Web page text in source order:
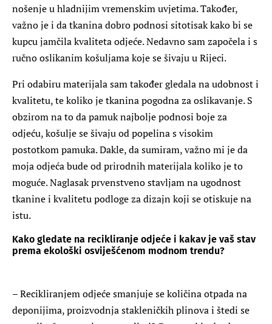
nošenje u hladnijim vremenskim uvjetima. Također,
važno je i da tkanina dobro podnosi sitotisak kako bi se
kupcu jamčila kvaliteta odjeće. Nedavno sam započela i s
ručno oslikanim košuljama koje se šivaju u Rijeci.
Pri odabiru materijala sam također gledala na udobnost i
kvalitetu, te koliko je tkanina pogodna za oslikavanje. S
obzirom na to da pamuk najbolje podnosi boje za
odjeću, košulje se šivaju od popelina s visokim
postotkom pamuka. Dakle, da sumiram, važno mi je da
moja odjeća bude od prirodnih materijala koliko je to
moguće. Naglasak prvenstveno stavljam na ugodnost
tkanine i kvalitetu podloge za dizajn koji se otiskuje na
istu.
Kako gledate na recikliranje odjeće i kakav je vaš stav
prema ekološki osviješćenom modnom trendu?
– Recikliranjem odjeće smanjuje se količina otpada na
deponijima, proizvodnja stakleničkih plinova i štedi se